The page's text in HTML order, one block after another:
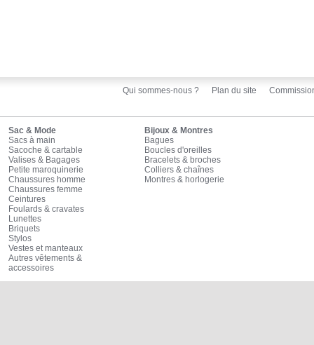
Qui sommes-nous ? Plan du site
Sac & Mode
Sacs à main
Sacoche & cartable
Valises & Bagages
Petite maroquinerie
Chaussures homme
Chaussures femme
Ceintures
Foulards & cravates
Lunettes
Briquets
Stylos
Vestes et manteaux
Autres vêtements &
accessoires
Bijoux & Montres
Bagues
Boucles d'oreilles
Bracelets & broches
Colliers & chaînes
Montres & horlogerie